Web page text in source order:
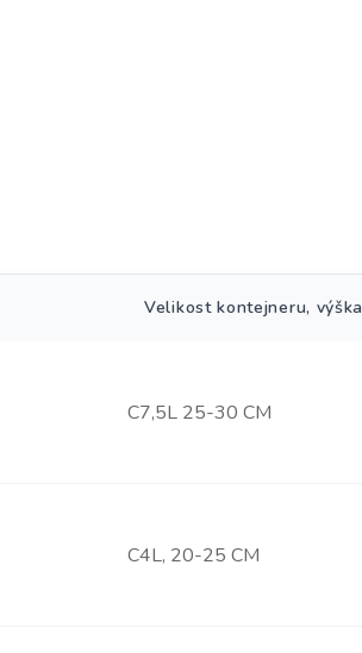
Velikost kontejneru, výška
C7,5L 25-30 CM
C4L, 20-25 CM